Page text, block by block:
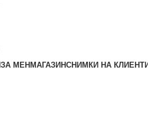
ЗА МЕН МАГАЗИНСНИМКИ НА КЛИЕНТИ